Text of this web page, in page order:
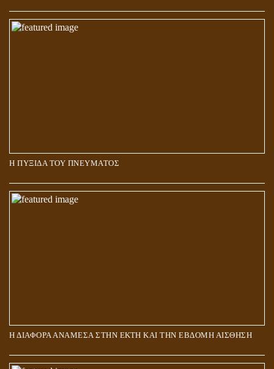
Η ΠΥΞΙΔΑ ΤΟΥ ΠΝΕΥΜΑΤΟΣ
Η ΔΙΑΦΟΡΑ ΑΝΑΜΕΣΑ ΣΤΗΝ ΕΚΤΗ ΚΑΙ ΤΗΝ ΕΒΔΟΜΗ ΑΙΣΘΗΣΗ
5Η ΔΙΑΣΤΑΣΗ ΚΑΙ ΠΝΕΥΜΑΤΙΚΗ ΑΡΠΑΓΗ: ΔΥΟ ΔΙΑΦΟΡΕΤΙΚΕΣ